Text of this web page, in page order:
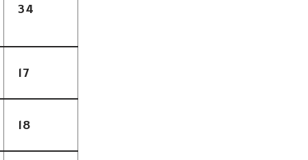
34
17
18